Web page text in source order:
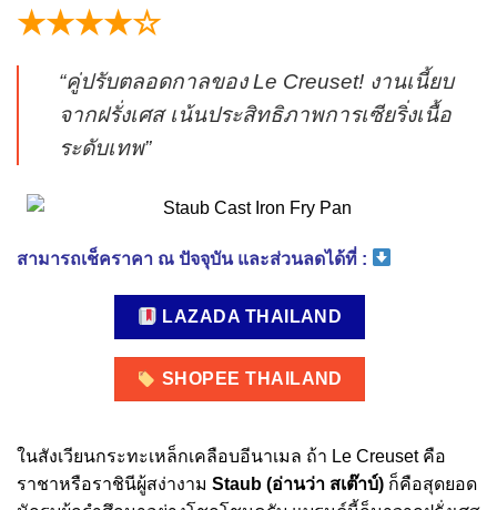
★★★★☆
“คู่ปรับตลอดกาลของ Le Creuset! งานเนี้ยบ
จากฝรั่งเศส เน้นประสิทธิภาพการเซียริ่งเนื้อ
ระดับเทพ”
สามารถเช็คราคา ณ ปัจจุบัน และส่วนลดได้ที่ :
LAZADA THAILAND
SHOPEE THAILAND
ในสังเวียนกระทะเหล็กเคลือบอีนาเมล ถ้า Le Creuset คือ
ราชาหรือราชินีผู้สง่างาม Staub (อ่านว่า สเต๊าบ์) ก็คือสุดยอด